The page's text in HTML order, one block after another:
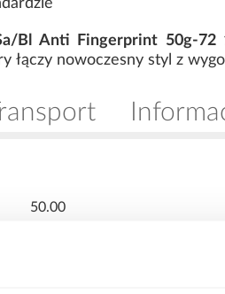
Bl Anti Fingerprint 50g-72
łączy nowoczesny styl z
Transport
50.00